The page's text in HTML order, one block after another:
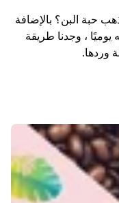
حبة البن؟ بالإضافة
يوميًا ، وجدنا طريقة
وردها.